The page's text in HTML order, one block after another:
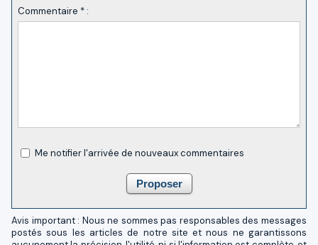
Commentaire * :
Me notifier l'arrivée de nouveaux commentaires
Avis important : Nous ne sommes pas responsables des messages
postés sous les articles de notre site et nous ne garantissons